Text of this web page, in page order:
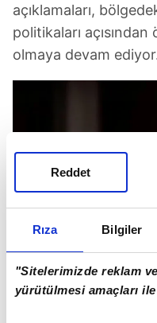
Rıza Bilgiler
"Sitelerimizde reklam
yürütülmesi amaçları
Reddet
açıklamaları,
politikaları
olmaya devam
General Michael Erik